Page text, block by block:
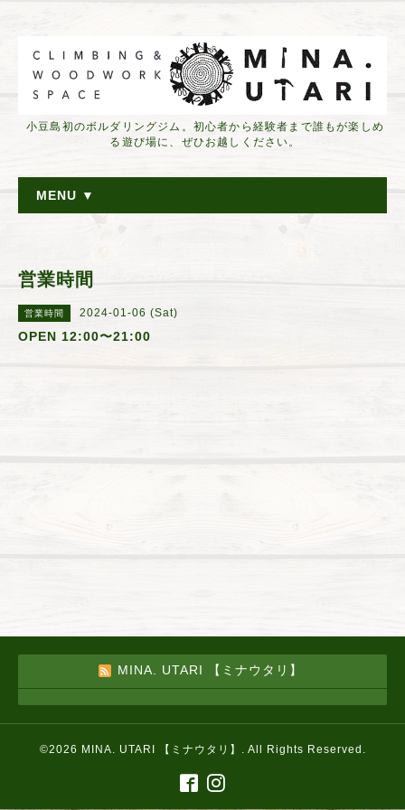
小豆島初のボルダリングジム。初心者から経験者まで誰もが楽しめ
る遊び場に、ぜひお越しください。
MENU ▼
営業時間
営業時間 2024-01-06 (Sat)
OPEN 12:00〜21:00
MINA. UTARI 【ミナウタリ】
©2026 MINA. UTARI 【ミナウタリ】 . All Rights Reserved.